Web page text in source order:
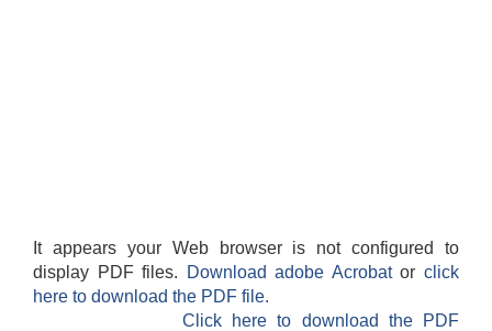
It appears your Web browser is not configured to
display PDF files.
Download adobe Acrobatorclick
here to download the PDF file.
Click here to download the PDF